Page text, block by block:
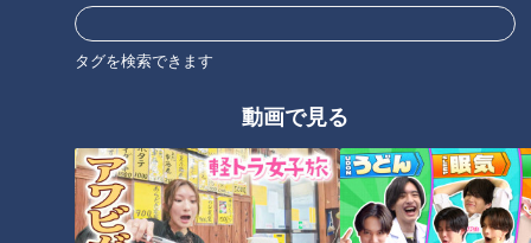
タグを検索できます
動画で見る
石丸幹二「すごい痩せました
ね！」…世界一楽なスクワッ
ト！？ダイエットのスペシャリ
40本のエビフライをタワー
に！？ 1本あたり110円の激安や
食べ放題も！ 愛知県で愛される
驚きの「エビフライメニュー」